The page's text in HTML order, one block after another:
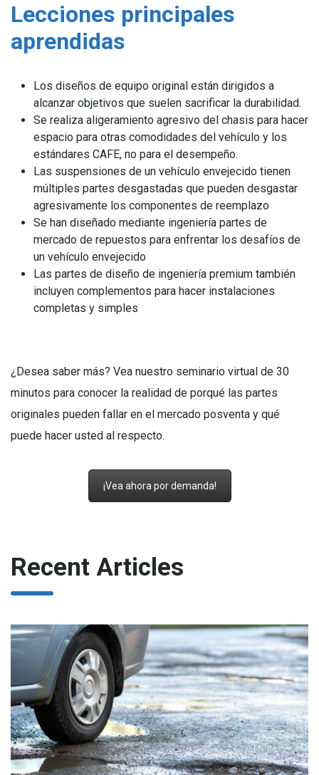
Lecciones principales
aprendidas
Los diseños de equipo original están dirigidos a
alcanzar objetivos que suelen sacrificar la durabilidad.
Se realiza aligeramiento agresivo del chasis para hacer
espacio para otras comodidades del vehículo y los
estándares CAFE, no para el desempeño.
Las suspensiones de un vehículo envejecido tienen
múltiples partes desgastadas que pueden desgastar
agresivamente los componentes de reemplazo
Se han diseñado mediante ingeniería partes de
mercado de repuestos para enfrentar los desafíos de
un vehículo envejecido
Las partes de diseño de ingeniería premium también
incluyen complementos para hacer instalaciones
completas y simples
¿Desea saber más? Vea nuestro seminario virtual de 30
minutos para conocer la realidad de porqué las partes
originales pueden fallar en el mercado posventa y qué
puede hacer usted al respecto.
¡Vea ahora por demanda!
Recent Articles